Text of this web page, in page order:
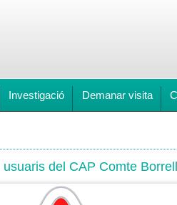
Investigació Demanar visita
del CAP Comte Borrell